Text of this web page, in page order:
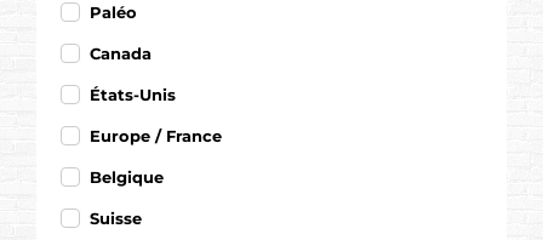
Paléo
Canada
États-Unis
Europe / France
Belgique
Suisse